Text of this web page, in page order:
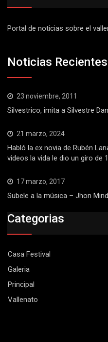
Portal de noticias sobre el
Noticias Recientes
23 noviembre, 2011
Silvestrico, imita a Silvestre
21 marzo, 2024
Habló la ex novia de Rubén
videos la vida le dio un giro de
17 marzo, 2017
Subele a la música – Jhon
Categorias
Casa Festival
Galeria
Principal
Vallenato